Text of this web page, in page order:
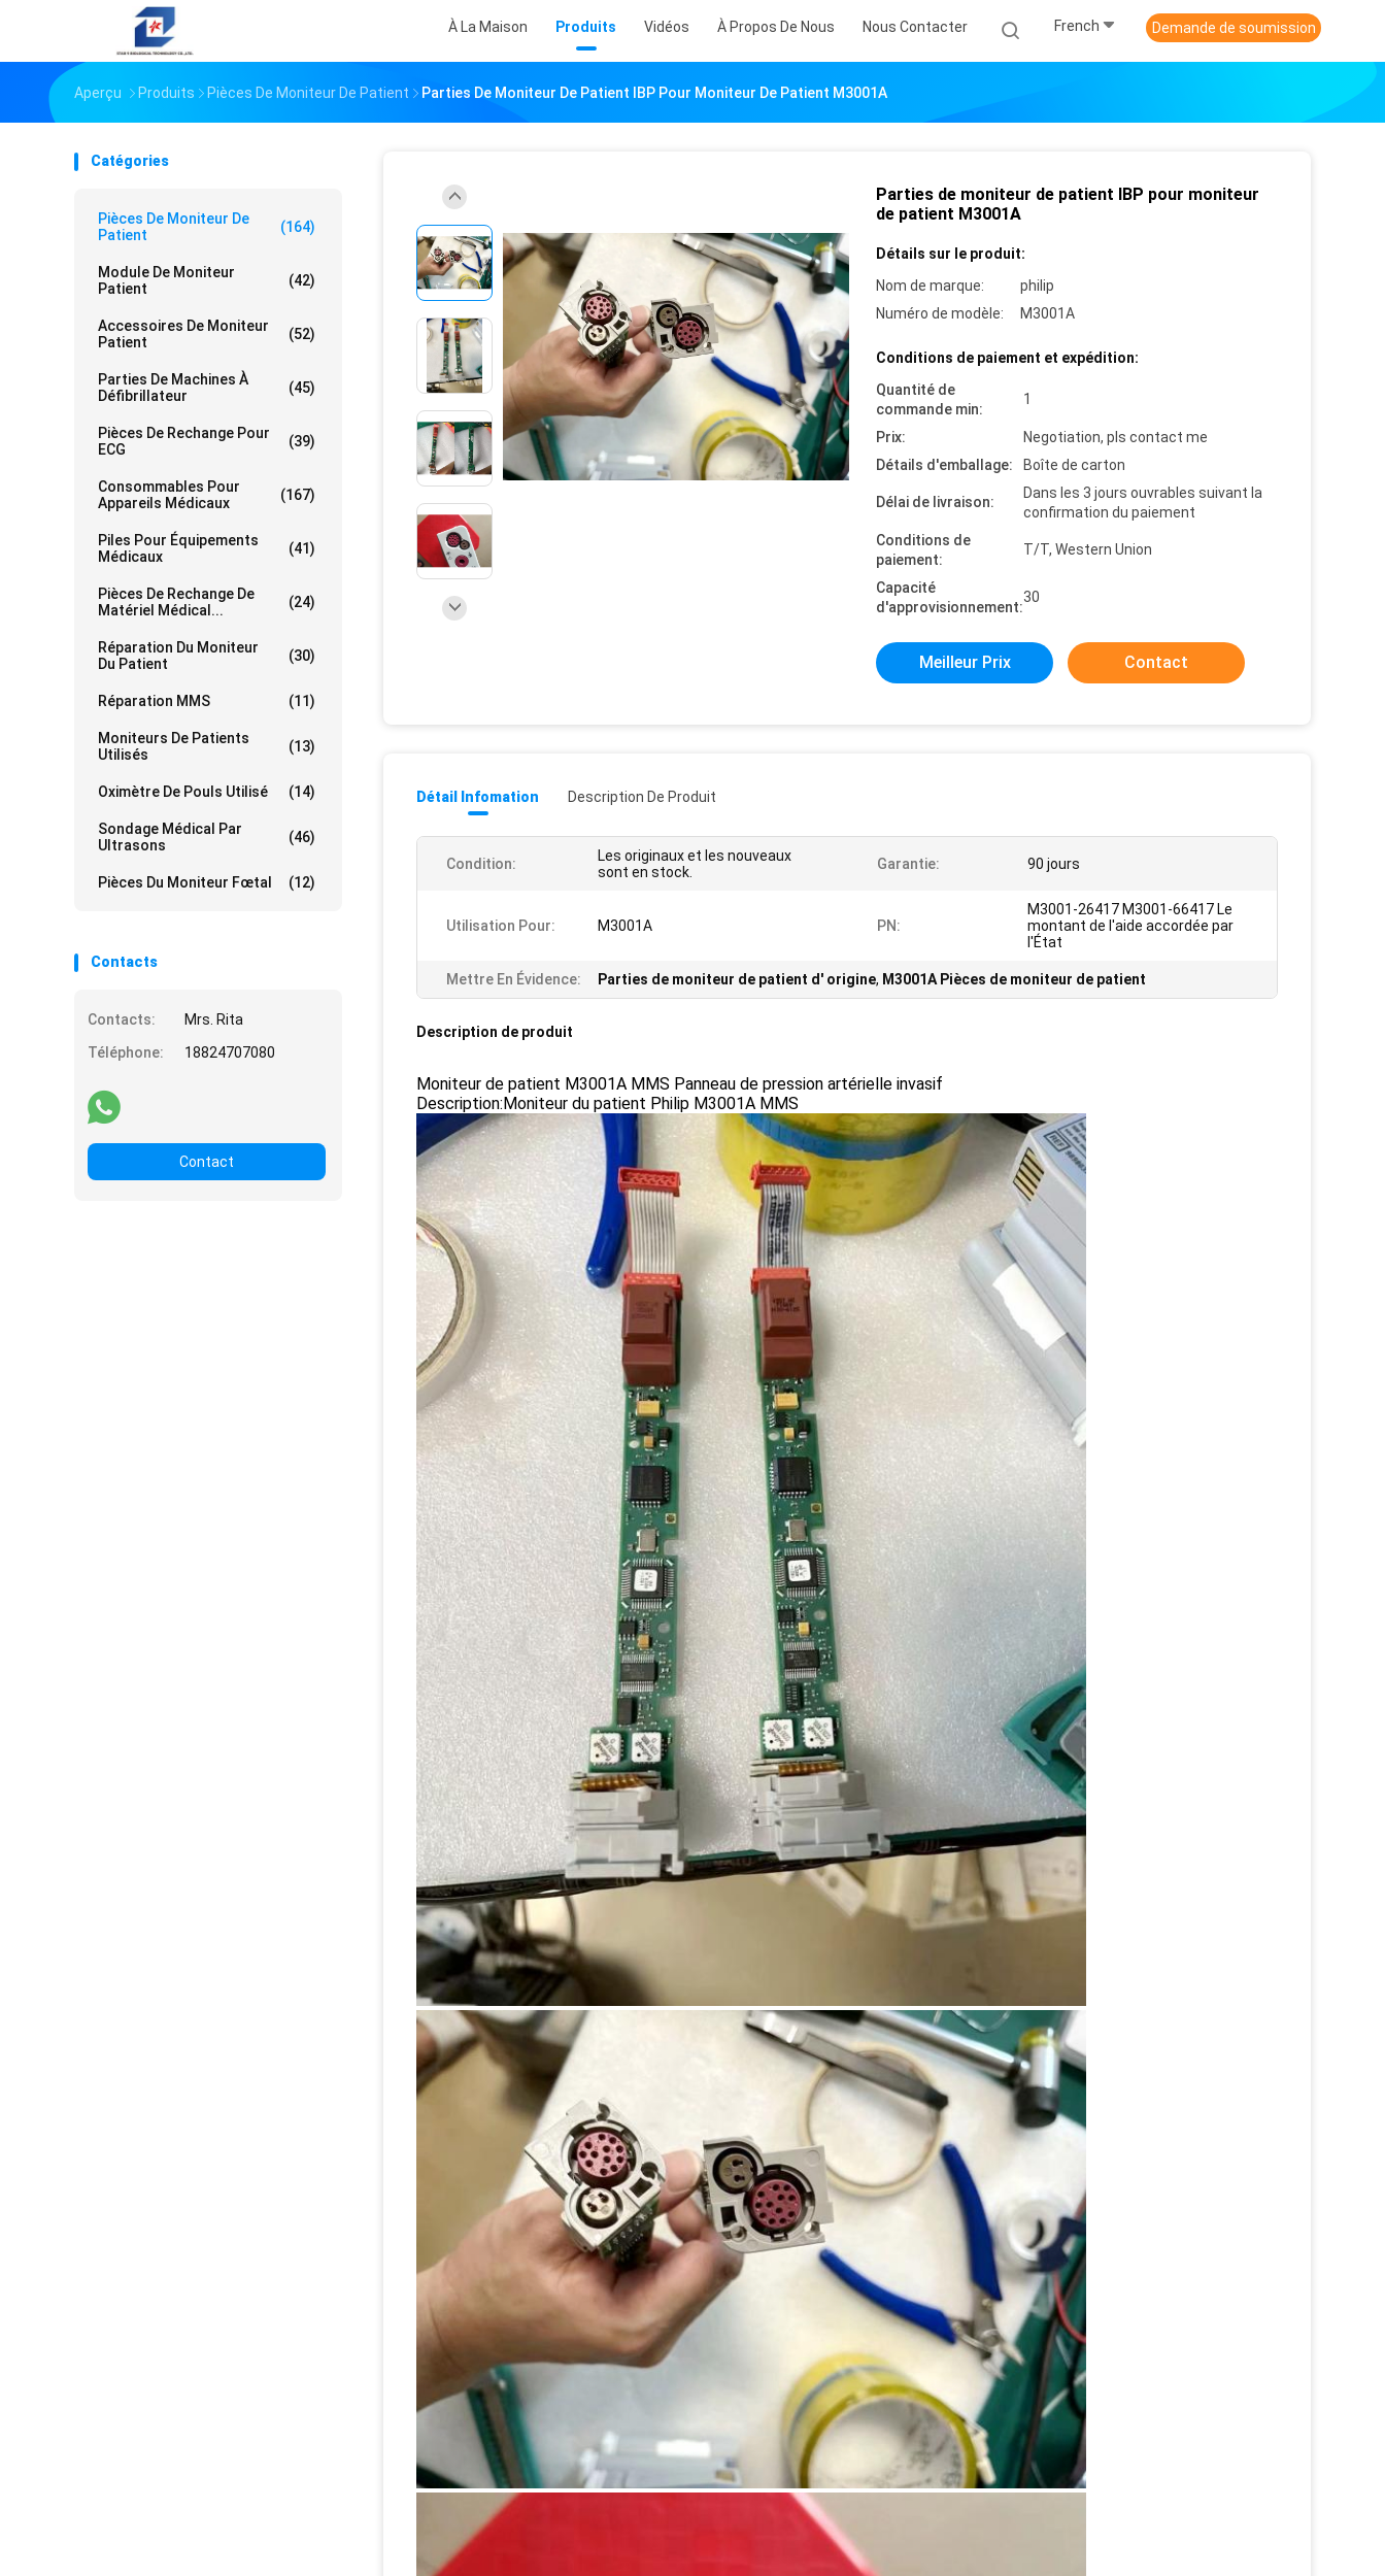
À La Maison Produits Vidéos À Propos De Nous Nous Contacter French Demande de soumission
Aperçu Produits Pièces De Moniteur De Patient Parties De Moniteur De Patient IBP Pour Moniteur De Patient M3001A
Catégories
Pièces De Moniteur De
Patient
(164)
Module De Moniteur
Patient
(42)
Accessoires De Moniteur
Patient
(52)
Parties De Machines À
Défibrillateur
(45)
Pièces De Rechange Pour
ECG
(39)
Consommables Pour
Appareils Médicaux
(167)
Piles Pour Équipements
Médicaux
(41)
Pièces De Rechange De
Matériel Médical...
(24)
Réparation Du Moniteur
Du Patient
(30)
Réparation MMS (11)
Moniteurs De Patients
Utilisés
(13)
Oximètre De Pouls Utilisé (14)
Sondage Médical Par
Ultrasons
(46)
Pièces Du Moniteur Fœtal (12)
Contacts
Contacts:
Mrs. Rita
Téléphone:
18824707080
Contact
Parties de moniteur de patient IBP pour moniteur
de patient M3001A
Détails sur le produit:
Nom de marque:
philip
Numéro de modèle:
M3001A
Conditions de paiement et expédition:
Quantité de
commande min:
1
Prix:
Negotiation, pls contact me
Détails d'emballage:
Boîte de carton
Délai de livraison:
Dans les 3 jours ouvrables suivant la
confirmation du paiement
Conditions de
paiement:
T/T, Western Union
Capacité
d'approvisionnement:
30
Meilleur Prix Contact
Détail Infomation Description De Produit
Condition:
Les originaux et les nouveaux
sont en stock.
Garantie: 90 jours
Utilisation Pour: M3001A PN:
M3001-26417 M3001-66417 Le
montant de l'aide accordée par
l'État
Mettre En Évidence: Parties de moniteur de patient d' origine, M3001A Pièces de moniteur de patient
Description de produit
Moniteur de patient M3001A MMS Panneau de pression artérielle invasif
Description:Moniteur du patient Philip M3001A MMS